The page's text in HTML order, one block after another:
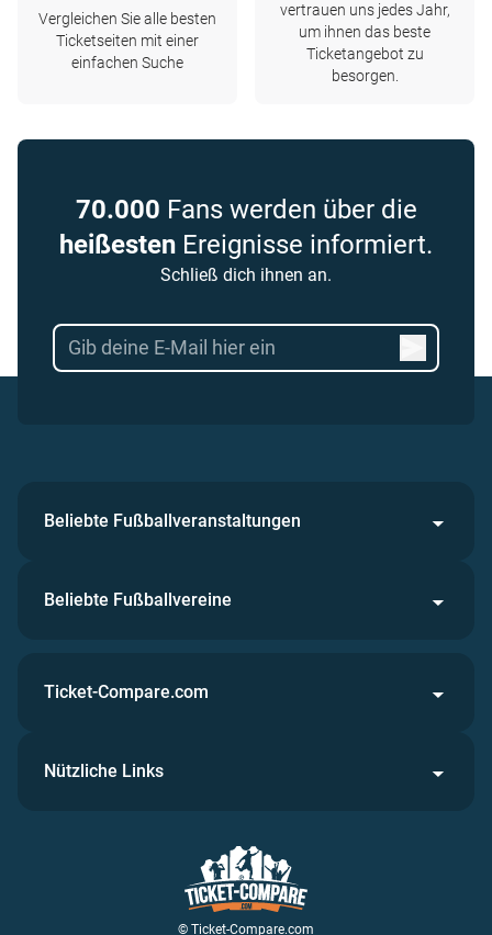
Vergleichen Sie alle besten
Ticketseiten mit einer
einfachen Suche
vertrauen uns jedes Jahr,
um ihnen das beste
Ticketangebot zu
besorgen.
70.000 Fans werden über die
heißesten Ereignisse informiert.
Schließ dich ihnen an.
Beliebte Fußballveranstaltungen
Beliebte Fußballvereine
© Ticket-Compare.com
Ticket-Compare.com
Nützliche Links